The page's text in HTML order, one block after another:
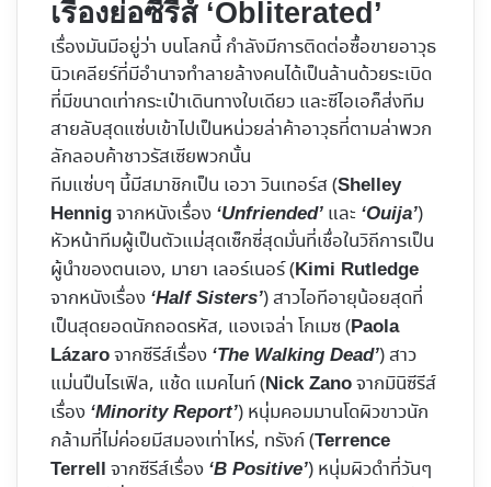
เรื่องย่อซีรีส์ ‘Obliterated’
เรื่องมันมีอยู่ว่า บนโลกนี้ กำลังมีการติดต่อซื้อขายอาวุธ
นิวเคลียร์ที่มีอำนาจทำลายล้างคนได้เป็นล้านด้วยระเบิด
ที่มีขนาดเท่ากระเป๋าเดินทางใบเดียว และซีไอเอก็ส่งทีม
สายลับสุดแซ่บเข้าไปเป็นหน่วยล่าค้าอาวุธที่ตามล่าพวก
ลักลอบค้าชาวรัสเซียพวกนั้น
ทีมแซ่บๆ นี้มีสมาชิกเป็น เอวา วินเทอร์ส (Shelley
Hennig จากหนังเรื่อง ‘Unfriended’ และ ‘Ouija’)
หัวหน้าทีมผู้เป็นตัวแม่สุดเซ็กซี่สุดมั่นที่เชื่อในวิถีการเป็น
ผู้นำของตนเอง, มายา เลอร์เนอร์ (Kimi Rutledge
จากหนังเรื่อง ‘Half Sisters’) สาวไอทีอายุน้อยสุดที่
เป็นสุดยอดนักถอดรหัส, แองเจล่า โกเมซ (Paola
Lázaro จากซีรีส์เรื่อง ‘The Walking Dead’) สาว
แม่นปืนไรเฟิล, แช้ด แมคไนท์ (Nick Zano จากมินิซีรีส์
เรื่อง ‘Minority Report’) หนุ่มคอมมานโดผิวขาวนัก
กล้ามที่ไม่ค่อยมีสมองเท่าไหร่, ทรังก์ (Terrence
Terrell
จากซีรีส์เรื่อง ‘B Positive’) หนุ่มผิวดำที่วันๆ